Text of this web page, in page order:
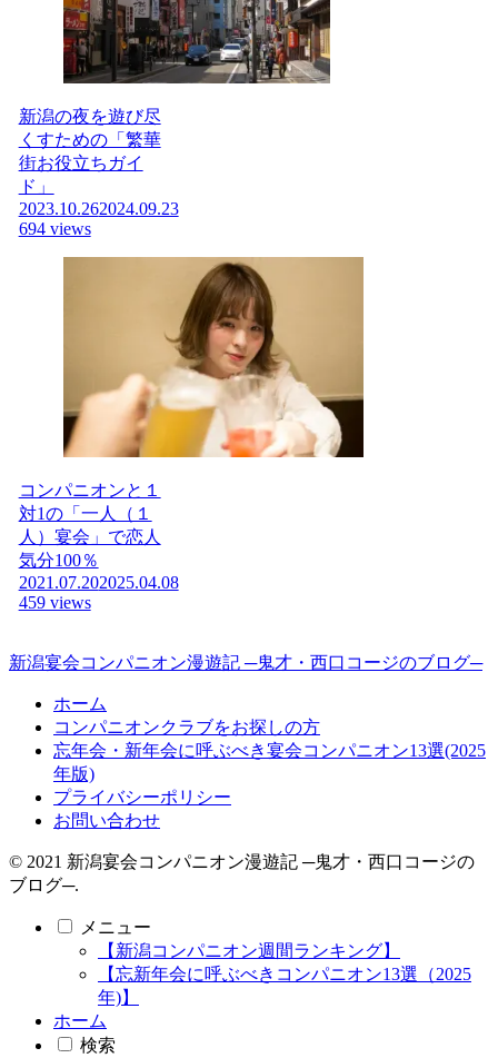
新潟の夜を遊び尽
くすための「繁華
街お役立ちガイ
ド」
2023.10.262024.09.23
694 views
コンパニオンと１
対1の「一人（１
人）宴会」で恋人
気分100％
2021.07.202025.04.08
459 views
新潟宴会コンパニオン漫遊記 ─鬼才・西口コージのブログ─
ホーム
コンパニオンクラブをお探しの方
忘年会・新年会に呼ぶべき宴会コンパニオン13選(2025
年版)
プライバシーポリシー
お問い合わせ
© 2021 新潟宴会コンパニオン漫遊記 ─鬼才・西口コージの
ブログ─.
メニュー
【新潟コンパニオン週間ランキング】
【忘新年会に呼ぶべきコンパニオン13選（2025
年)】
ホーム
検索